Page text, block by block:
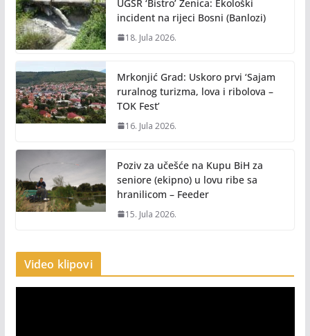
UGSR ‘Bistro’ Zenica: Ekološki
incident na rijeci Bosni (Banlozi)
18. Jula 2026.
Mrkonjić Grad: Uskoro prvi ‘Sajam
ruralnog turizma, lova i ribolova –
TOK Fest’
16. Jula 2026.
Poziv za učešće na Kupu BiH za
seniore (ekipno) u lovu ribe sa
hranilicom – Feeder
15. Jula 2026.
Video klipovi